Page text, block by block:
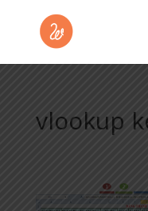
vlookup